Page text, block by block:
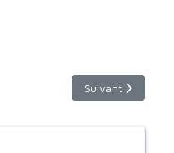
: l'institut "Père Robert" pour
Article suivant :
Suivant